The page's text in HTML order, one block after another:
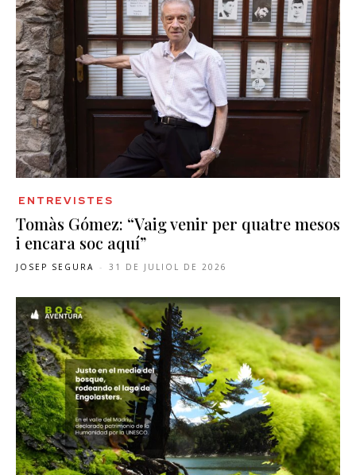
ENTREVISTES
Tomàs Gómez: “Vaig venir per quatre mesos
i encara soc aquí”
JOSEP SEGURA - 31 DE JULIOL DE 2026